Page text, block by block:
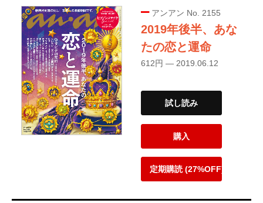
アンアン No. 2155
2019年後半、あな
たの恋と運命
612円 — 2019.06.12
試し読み
購入
定期購読 (27%OFF)